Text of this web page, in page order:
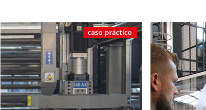
caso práctico